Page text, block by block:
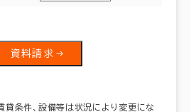
資料請求
貸条件、設備等は状況により変更にな